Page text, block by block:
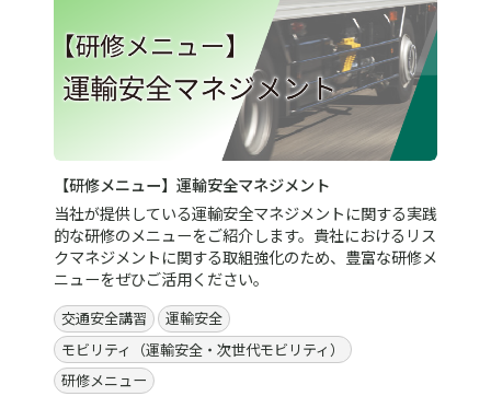
【研修メニュー】運輸安全マネジメント
当社が提供している運輸安全マネジメントに関する実践
的な研修のメニューをご紹介します。貴社におけるリス
クマネジメントに関する取組強化のため、豊富な研修メ
ニューをぜひご活用ください。
交通安全講習
運輸安全
モビリティ（運輸安全・次世代モビリティ）
研修メニュー